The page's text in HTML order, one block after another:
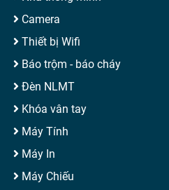
Camera
Thiết bị Wifi
Báo trộm - báo cháy
Đèn NLMT
Khóa vân tay
Máy Tính
Máy In
Máy Chiếu